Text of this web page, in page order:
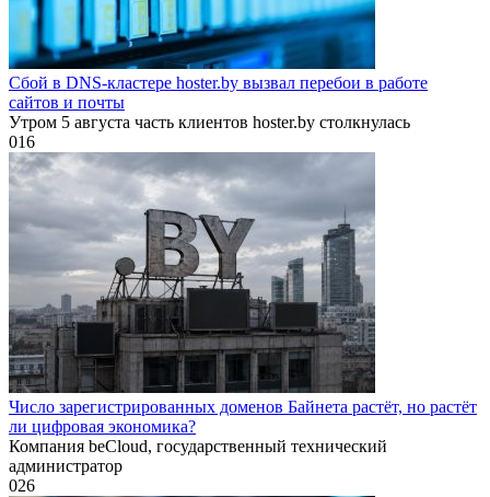
Сбой в DNS-кластере hoster.by вызвал перебои в работе
сайтов и почты
Утром 5 августа часть клиентов hoster.by столкнулась
016
Число зарегистрированных доменов Байнета растёт, но растёт
ли цифровая экономика?
Компания beCloud, государственный технический
администратор
026